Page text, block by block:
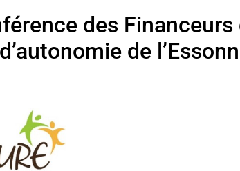
des
d’autonomie de